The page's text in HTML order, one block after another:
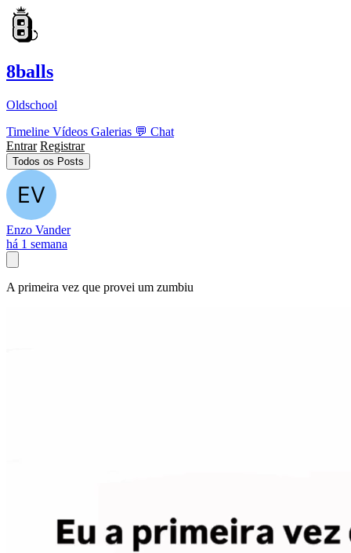
8balls
Oldschool
Timeline Vídeos Galerias 💬 Chat
Entrar Registrar
Todos os Posts
Enzo Vander
há 1 semana
A primeira vez que provei um zumbiu